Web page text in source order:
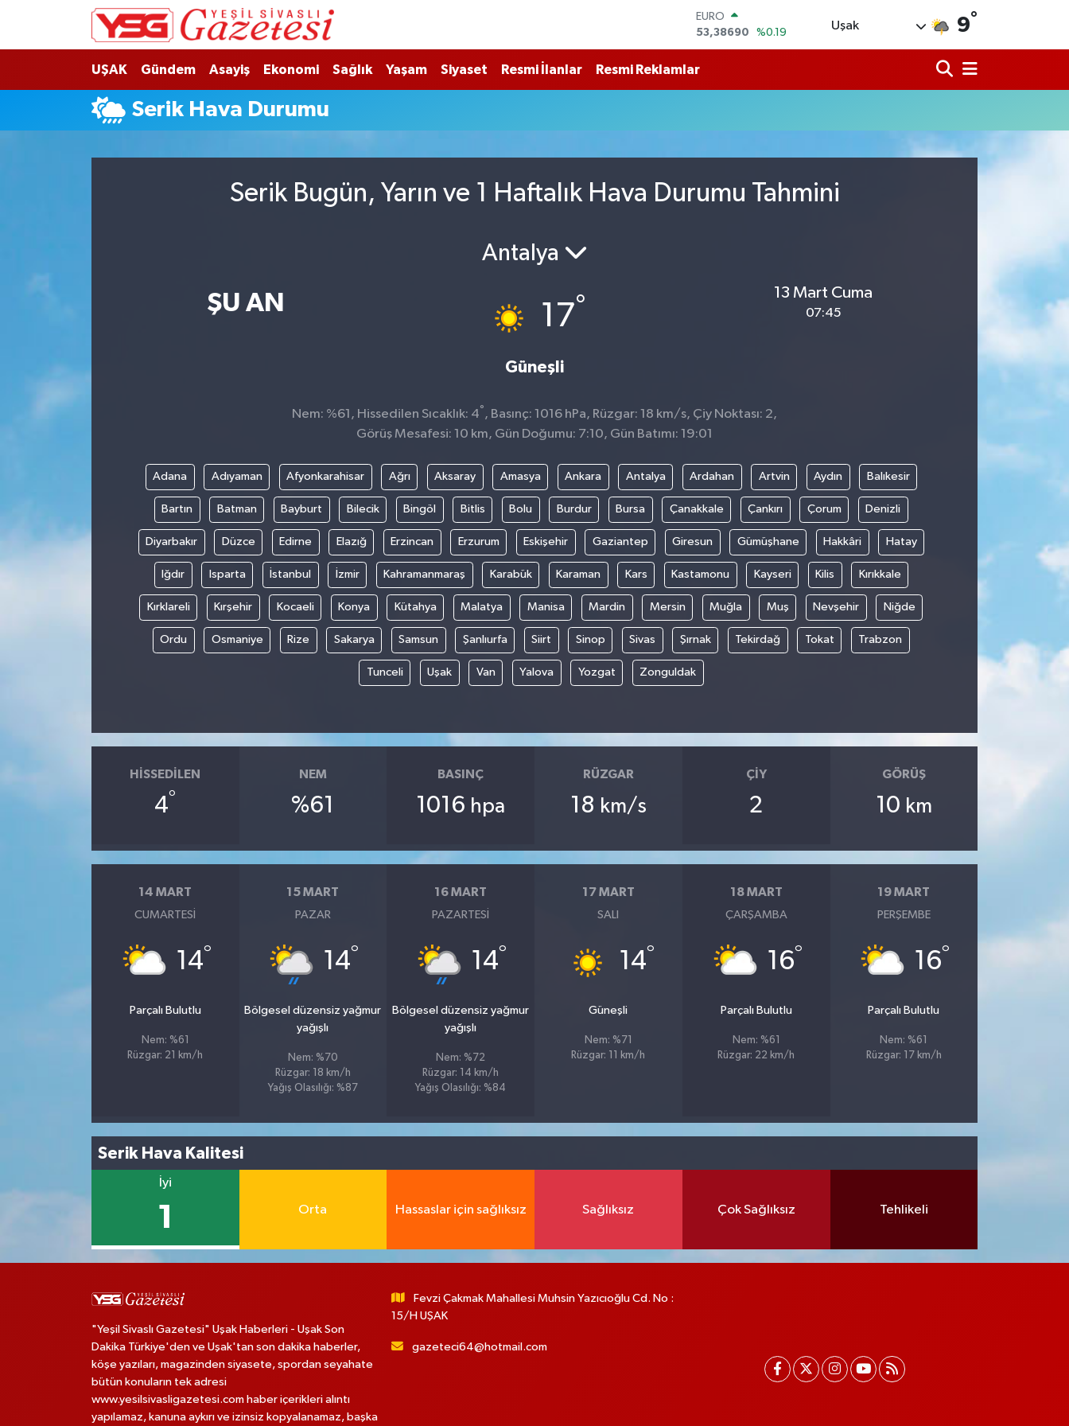
STERLİN
61,60380
%0.18
G.ALTIN
6862,09000
45,43620
%0.02
Uşak 9°
UŞAK Gündem Asayiş Ekonomi Sağlık Yaşam Siyaset Resmi İlanlar Resmi Reklamlar
Serik Hava Durumu
Serik Bugün, Yarın ve 1 Haftalık Hava Durumu Tahmini
ŞU AN
Antalya
17°
Güneşli
13 Mart Cuma
07:45
Nem: %61, Hissedilen Sıcaklık: 4° , Basınç: 1016 hPa, Rüzgar: 18 km/s, Çiy Noktası: 2,
Görüş Mesafesi: 10 km, Gün Doğumu: 7:10, Gün Batımı: 19:01
Adana Adıyaman Afyonkarahisar Ağrı Aksaray Amasya Ankara Antalya Ardahan Artvin Aydın Balıkesir
Bartın Batman Bayburt Bilecik Bingöl Bitlis Bolu Burdur Bursa Çanakkale Çankırı Çorum Denizli
Diyarbakır Düzce Edirne Elazığ Erzincan Erzurum Eskişehir Gaziantep Giresun Gümüşhane Hakkâri Hatay
Iğdır Isparta İstanbul İzmir Kahramanmaraş Karabük Karaman Kars Kastamonu Kayseri Kilis Kırıkkale
Kırklareli Kırşehir Kocaeli Konya Kütahya Malatya Manisa Mardin Mersin Muğla Muş Nevşehir Niğde
Ordu Osmaniye Rize Sakarya Samsun Şanlıurfa Siirt Sinop Sivas Şırnak Tekirdağ Tokat Trabzon
Tunceli Uşak Van Yalova Yozgat Zonguldak
HISSEDILEN
4°
NEM
%61
BASINÇ
1016 hpa
RÜZGAR
18 km/s
ÇIY
2
GÖRÜŞ
10 km
14 MART
CUMARTESI
14°
Parçalı Bulutlu
Nem: %61
Rüzgar: 21 km/h
15 MART
PAZAR
14°
Bölgesel düzensiz yağmur
yağışlı
Nem: %70
Rüzgar: 18 km/h
Yağış Olasılığı: %87
16 MART
PAZARTESI
14°
Bölgesel düzensiz yağmur
yağışlı
Nem: %72
Rüzgar: 14 km/h
Yağış Olasılığı: %84
17 MART
SALI
14°
Güneşli
Nem: %71
Rüzgar: 11 km/h
18 MART
ÇARŞAMBA
16°
Parçalı Bulutlu
Nem: %61
Rüzgar: 22 km/h
19 MART
PERŞEMBE
16°
Parçalı Bulutlu
Nem: %61
Rüzgar: 17 km/h
Serik Hava Kalitesi
İyi
1 Orta Hassaslar için sağlıksız Sağlıksız Çok Sağlıksız Tehlikeli
"Yeşil Sivaslı Gazetesi" Uşak Haberleri - Uşak Son
Dakika Türkiye'den ve Uşak'tan son dakika haberler,
köşe yazıları, magazinden siyasete, spordan seyahate
bütün konuların tek adresi
www.yesilsivasligazetesi.com haber içerikleri alıntı
yapılamaz, kanuna aykırı ve izinsiz kopyalanamaz, başka
Fevzi Çakmak Mahallesi Muhsin Yazıcıoğlu Cd. No :
15/H UŞAK
gazeteci64@hotmail.com
Hava Durumu